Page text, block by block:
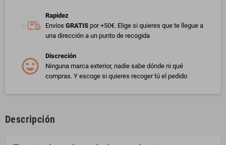
Rapidez
Envíos GRATIS por +50€. Elige si quieres que te llegue a
una dirección a un punto de recogida
Discreción
Ninguna marca exterior, nadie sabe dónde ni qué
compras. Y escoge si quieres recoger tú el pedido
Descripción